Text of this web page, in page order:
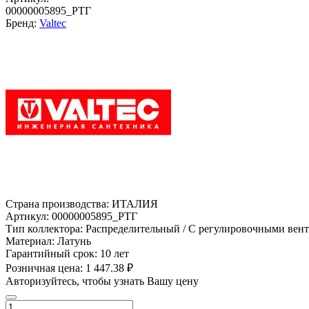
00000005895_РТГ
Бренд: Valtec
Страна производства: ИТАЛИЯ
Артикул: 00000005895_РТГ
Тип коллектора: Распределительный / С регулировочными
Материал: Латунь
Гарантийный срок: 10 лет
Розничная цена: 1 447.38 ₽
Авторизуйтесь, чтобы узнать Вашу цену